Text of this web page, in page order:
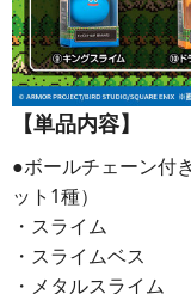
【単品内容】
●ボールチェーン付
ット1種）
・スライム
・スライムベス
・メタルスライム